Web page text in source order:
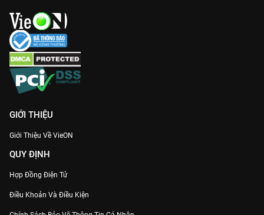
GIỚI THIỆU
Giới Thiệu Về VieON
QUY ĐỊNH
Hợp Đồng Điện Tử
Điều Khoản Và Điều Kiện